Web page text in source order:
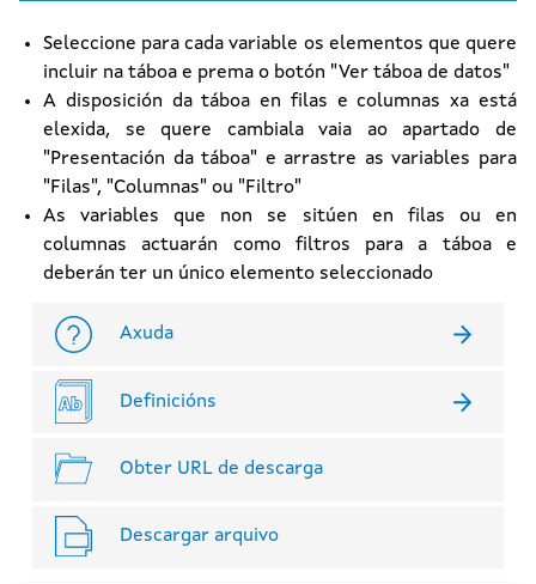
Seleccione para cada variable os elementos que quere
incluir na táboa e prema o botón "Ver táboa de datos"
A disposición da táboa en filas e columnas xa está
elexida, se quere cambiala vaia ao apartado de
"Presentación da táboa" e arrastre as variables para
"Filas", "Columnas" ou "Filtro"
As variables que non se sitúen en filas ou en
columnas actuarán como filtros para a táboa e
deberán ter un único elemento seleccionado
Axuda
Definicións
Obter URL de descarga
Descargar arquivo